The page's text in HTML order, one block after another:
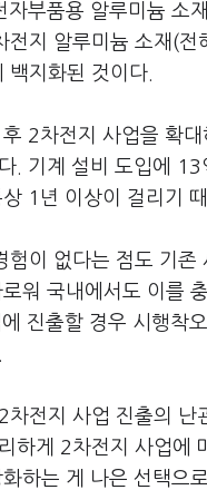
부품용 알루미늄 소
전지 알루미늄 소재(
백지화된 것이다.
2차전지 사업을 확
. 기계 설비 도입에
1년 이상이 걸리기
험이 없다는 점도 기
워 국내에서도 이를
진출할 경우 시행착
전지 사업 진출의
하게 2차전지 사업에
하는 게 나은 선택으